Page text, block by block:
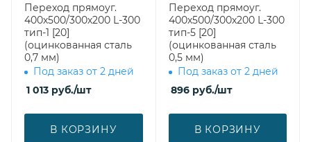
Переход прямоуг.
400х500/300х200 L-300
тип-1 [20]
(оцинкованная сталь
0,7 мм)
Под заказ от 2 дней
1 013 руб./шт
В КОРЗИНУ
Переход прямоуг.
400х500/300х200 L-300
тип-5 [20]
(оцинкованная сталь
0,5 мм)
Под заказ от 2 дней
896руб./шт
В КОРЗИНУ